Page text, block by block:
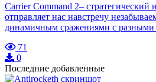
Carrier Command 2– стратегический
отправляет нас навстречу
динамичным сражениями с
71
0
Последние добавленные